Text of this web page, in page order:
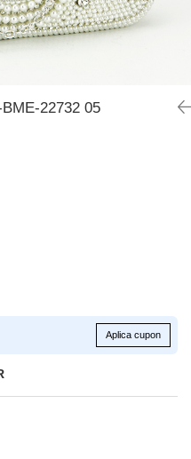
22732 05
Aplica cupon